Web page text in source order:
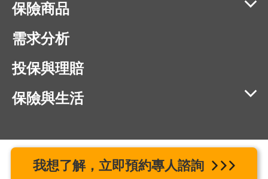
保險商品
需求分析
投保與理賠
保險與生活
相容瀏覽器版本：IE11、Chrome 40、Firefox 40、Safari 9、
Opera 20 以上版本
我想了解，立即預約專人諮詢